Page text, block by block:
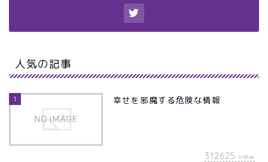
人気の記事
1 幸せを邪魔する危険な情報
312625 view